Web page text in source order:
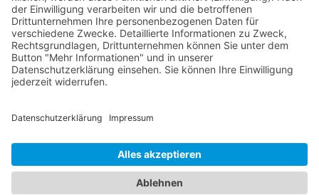
Hauser exkursionen
Meiers Weltreisen
Nicko Cruises
SKR
Studiosus
TUI Tours
Studiosus Kultimer
© Studienreisen.de 2026